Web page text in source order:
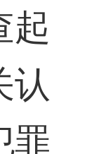
起
认
罪